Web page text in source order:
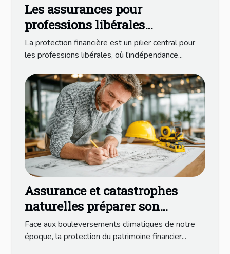
Les assurances pour
professions libérales
couvertures essentielles et
pièges à éviter
La protection financière est un pilier central pour
les professions libérales, où l'indépendance...
Assurance et catastrophes
naturelles préparer son
patrimoine financier face aux
aléas climatiques
Face aux bouleversements climatiques de notre
époque, la protection du patrimoine financier...